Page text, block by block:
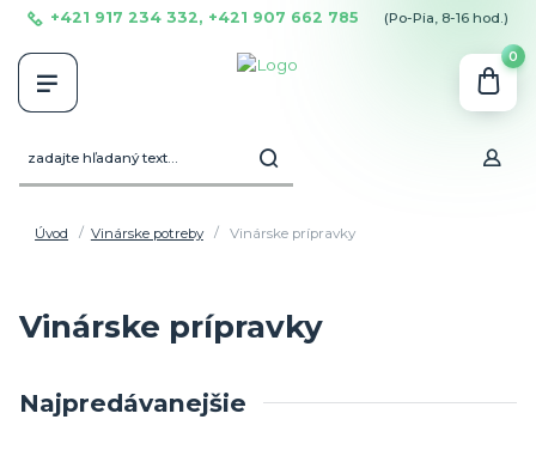
+421 917 234 332, +421 907 662 785 (Po-Pia, 8-16 hod.)
0
Úvod Vinárske potreby Vinárske prípravky
Vinárske prípravky
Najpredávanejšie